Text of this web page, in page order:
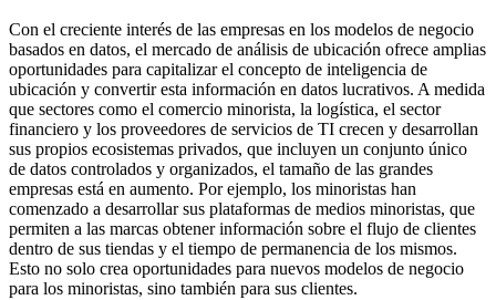
Con el creciente interés de las empresas en los modelos de negocio
basados ​​en datos, el mercado de análisis de ubicación ofrece amplias
oportunidades para capitalizar el concepto de inteligencia de
ubicación y convertir esta información en datos lucrativos. A medida
que sectores como el comercio minorista, la logística, el sector
financiero y los proveedores de servicios de TI crecen y desarrollan
sus propios ecosistemas privados, que incluyen un conjunto único
de datos controlados y organizados, el tamaño de las grandes
empresas está en aumento. Por ejemplo, los minoristas han
comenzado a desarrollar sus plataformas de medios minoristas, que
permiten a las marcas obtener información sobre el flujo de clientes
dentro de sus tiendas y el tiempo de permanencia de los mismos.
Esto no solo crea oportunidades para nuevos modelos de negocio
para los minoristas, sino también para sus clientes.